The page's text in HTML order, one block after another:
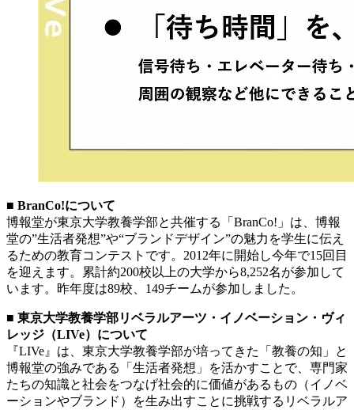
■ BranCo!について
博報堂が東京大学教養学部と共催する「BranCo!」は、博報
堂の”生活者発想”や“ブランドデザイン”の魅力を学生に伝え
るための教育コンテストです。2012年に開始し今年で15回目
を迎えます。累計約200校以上の大学から8,252名が参加して
います。昨年度は89校、149チームが参加しました。
■ 東京大学教養学部リベラルアーツ・イノベーション・ヴィ
レッジ（LIVe）について
『LIVe』は、東京大学教養学部が培ってきた「教養の知」と
博報堂の強みである「生活者発想」を活かすことで、専門家
たちの知識と社会をつなげ社会的に価値があるもの（イノベ
ーションやブランド）を生み出すことに挑戦するリベラルア